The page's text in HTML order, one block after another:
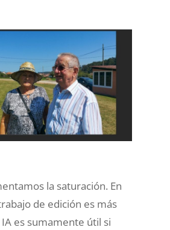
la saturación. En
de edición es más
es sumamente útil si